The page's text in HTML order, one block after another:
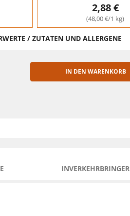
2,88 €
(48,00 €/1 kg)
/ ZUTATEN UND ALLERGENE
IN DEN WARENKORB
INVERKEHRBRINGER